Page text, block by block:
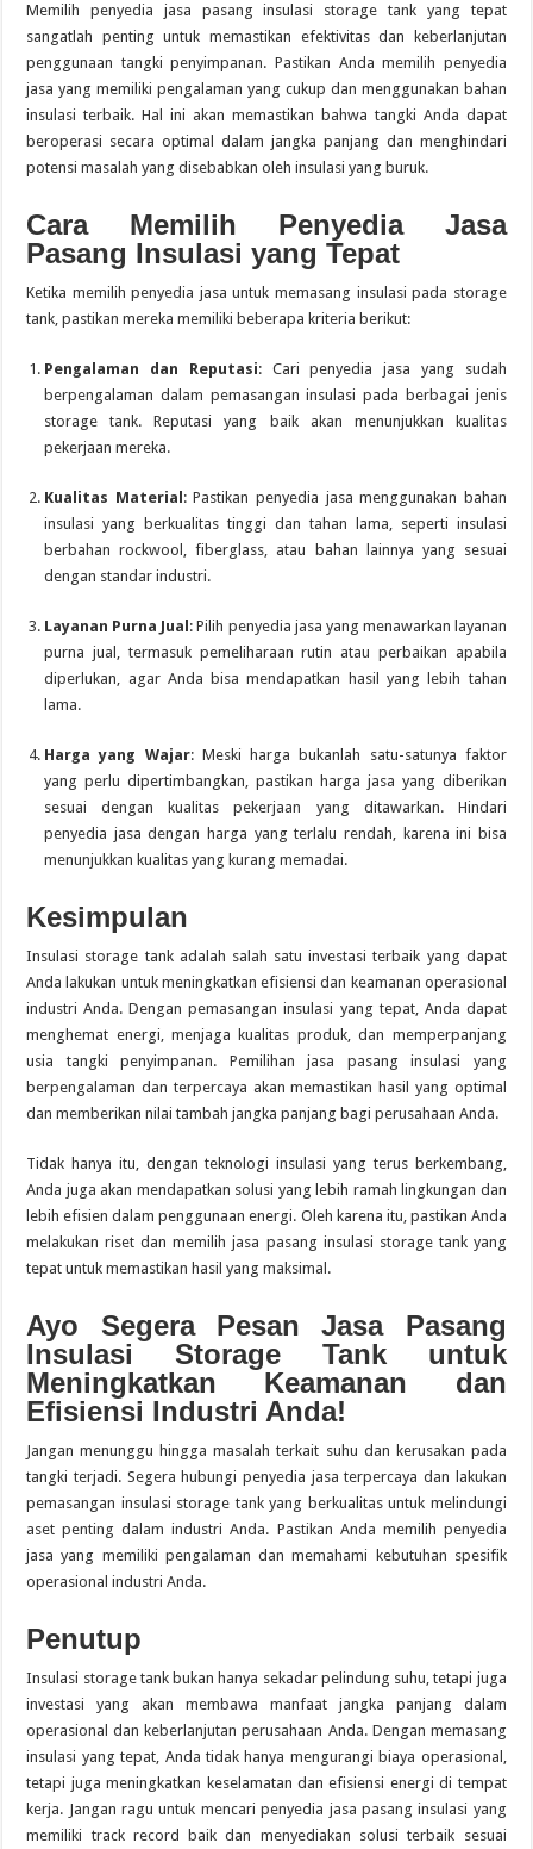
Memilih penyedia jasa pasang insulasi storage tank yang tepat
sangatlah penting untuk memastikan efektivitas dan keberlanjutan
penggunaan tangki penyimpanan. Pastikan Anda memilih penyedia
jasa yang memiliki pengalaman yang cukup dan menggunakan bahan
insulasi terbaik. Hal ini akan memastikan bahwa tangki Anda dapat
beroperasi secara optimal dalam jangka panjang dan menghindari
potensi masalah yang disebabkan oleh insulasi yang buruk.
Cara Memilih Penyedia Jasa
Pasang Insulasi yang Tepat
Ketika memilih penyedia jasa untuk memasang insulasi pada storage
tank, pastikan mereka memiliki beberapa kriteria berikut:
Pengalaman dan Reputasi: Cari penyedia jasa yang sudah
berpengalaman dalam pemasangan insulasi pada berbagai jenis
storage tank. Reputasi yang baik akan menunjukkan kualitas
pekerjaan mereka.
Kualitas Material : Pastikan penyedia jasa menggunakan bahan
insulasi yang berkualitas tinggi dan tahan lama, seperti insulasi
berbahan rockwool, fiberglass, atau bahan lainnya yang sesuai
dengan standar industri.
Layanan Purna Jual : Pilih penyedia jasa yang menawarkan layanan
purna jual, termasuk pemeliharaan rutin atau perbaikan apabila
diperlukan, agar Anda bisa mendapatkan hasil yang lebih tahan
lama.
Harga yang Wajar: Meski harga bukanlah satu-satunya faktor
yang perlu dipertimbangkan, pastikan harga jasa yang diberikan
sesuai dengan kualitas pekerjaan yang ditawarkan. Hindari
penyedia jasa dengan harga yang terlalu rendah, karena ini bisa
menunjukkan kualitas yang kurang memadai.
Kesimpulan
Insulasi storage tank adalah salah satu investasi terbaik yang dapat
Anda lakukan untuk meningkatkan efisiensi dan keamanan operasional
industri Anda. Dengan pemasangan insulasi yang tepat, Anda dapat
menghemat energi, menjaga kualitas produk, dan memperpanjang
usia tangki penyimpanan. Pemilihan jasa pasang insulasi yang
berpengalaman dan terpercaya akan memastikan hasil yang optimal
dan memberikan nilai tambah jangka panjang bagi perusahaan Anda.
Tidak hanya itu, dengan teknologi insulasi yang terus berkembang,
Anda juga akan mendapatkan solusi yang lebih ramah lingkungan dan
lebih efisien dalam penggunaan energi. Oleh karena itu, pastikan Anda
melakukan riset dan memilih jasa pasang insulasi storage tank yang
tepat untuk memastikan hasil yang maksimal.
Ayo Segera Pesan Jasa Pasang
Insulasi Storage Tank untuk
Meningkatkan Keamanan dan
Efisiensi Industri Anda!
Jangan menunggu hingga masalah terkait suhu dan kerusakan pada
tangki terjadi. Segera hubungi penyedia jasa terpercaya dan lakukan
pemasangan insulasi storage tank yang berkualitas untuk melindungi
aset penting dalam industri Anda. Pastikan Anda memilih penyedia
jasa yang memiliki pengalaman dan memahami kebutuhan spesifik
operasional industri Anda.
Penutup
Insulasi storage tank bukan hanya sekadar pelindung suhu, tetapi juga
investasi yang akan membawa manfaat jangka panjang dalam
operasional dan keberlanjutan perusahaan Anda. Dengan memasang
insulasi yang tepat, Anda tidak hanya mengurangi biaya operasional,
tetapi juga meningkatkan keselamatan dan efisiensi energi di tempat
kerja. Jangan ragu untuk mencari penyedia jasa pasang insulasi yang
memiliki track record baik dan menyediakan solusi terbaik sesuai